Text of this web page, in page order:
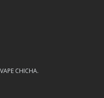
CHICHA.